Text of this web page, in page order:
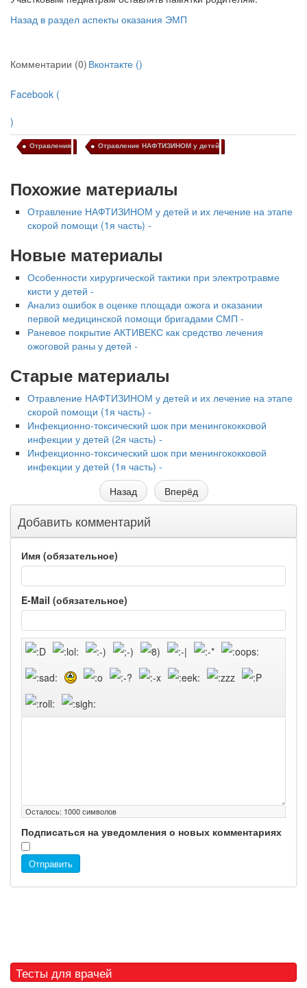
Назад в раздел аспекты оказания ЭМП
Комментарии (0) Вконтакте ()
Facebook (
)
Отравления Отравление НАФТИЗИНОМ у детей
Похожие материалы
Отравление НАФТИЗИНОМ у детей и их лечение на этапе
скорой помощи (1я часть) -
Новые материалы
Особенности хирургической тактики при электротравме
кисти у детей -
Анализ ошибок в оценке площади ожога и оказании
первой медицинской помощи бригадами СМП -
Раневое покрытие АКТИВЕКС как средство лечения
ожоговой раны у детей -
Старые материалы
Отравление НАФТИЗИНОМ у детей и их лечение на этапе
скорой помощи (1я часть) -
Инфекционно-токсический шок при менингококковой
инфекции у детей (2я часть) -
Инфекционно-токсический шок при менингококковой
инфекции у детей (1я часть) -
Назад
Вперёд
Добавить комментарий
Имя (обязательное)
E-Mail (обязательное)
Осталось: 1000символов
Подписаться на уведомления о новых комментариях
Отправить
Тесты для врачей